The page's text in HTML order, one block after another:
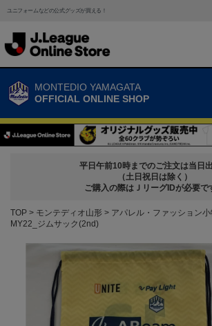
ユニフォームなどの公式グッズが買える！
MONTEDIO YAMAGATA
OFFICIAL ONLINE SHOP
平日午前10時までのご注文は当日出
（土日祝日は除く）
ご購入の際はＪリーグIDが必要で
TOP モンテディオ山形 アパレル・ファッション小
MY22_ジムサック(2nd)